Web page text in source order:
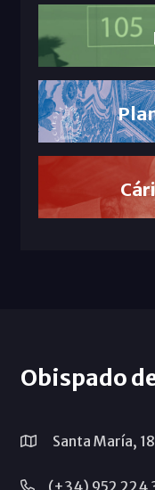
Obispado
Santa María,
(+34) 952 224